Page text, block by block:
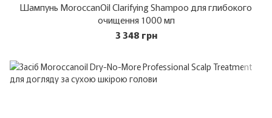
Шампунь MoroccanOil Clarifying Shampoo для глибокого
очищення 1000 мл
3 348 грн